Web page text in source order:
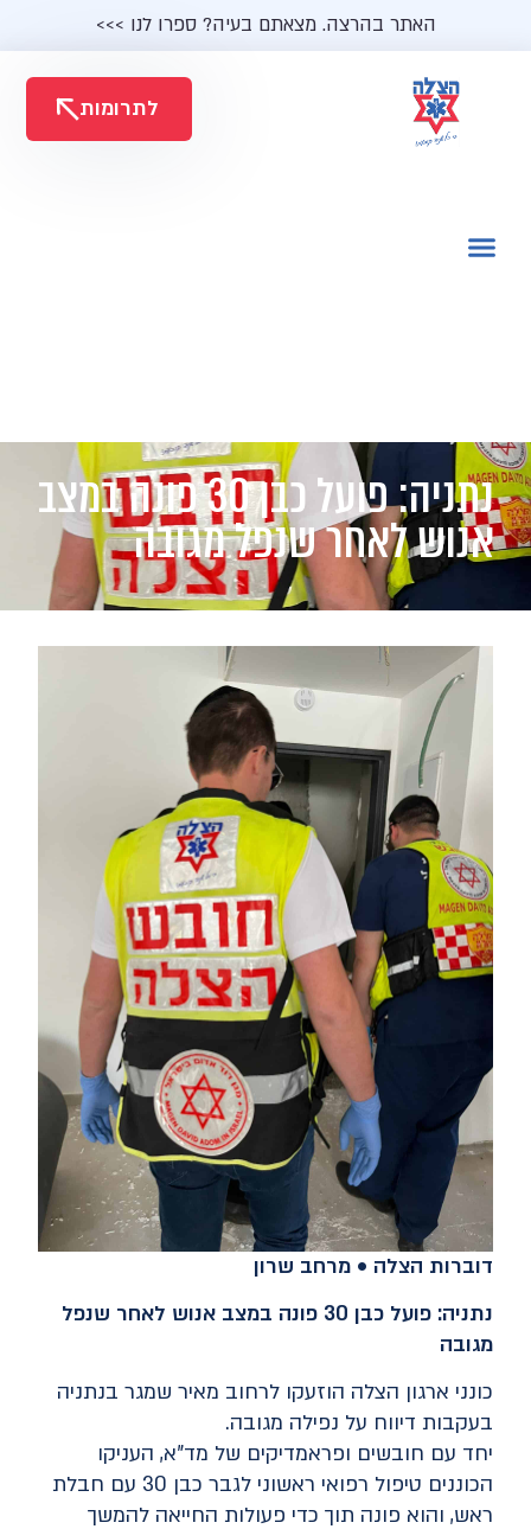
האתר בהרצה. מצאתם בעיה? ספרו לנו >>>
לתרומות
נתניה: פועל כבן 30 פונה במצב
אנוש לאחר שנפל מגובה
דוברות הצלה • מרחב שרון
נתניה: פועל כבן 30 פונה במצב אנוש לאחר שנפל
מגובה
כונני ארגון הצלה הוזעקו לרחוב מאיר שמגר בנתניה
בעקבות דיווח על נפילה מגובה.
יחד עם חובשים ופראמדיקים של מד"א, העניקו
הכוננים טיפול רפואי ראשוני לגבר כבן 30 עם חבלת
ראש, והוא פונה תוך כדי פעולות החייאה להמשך